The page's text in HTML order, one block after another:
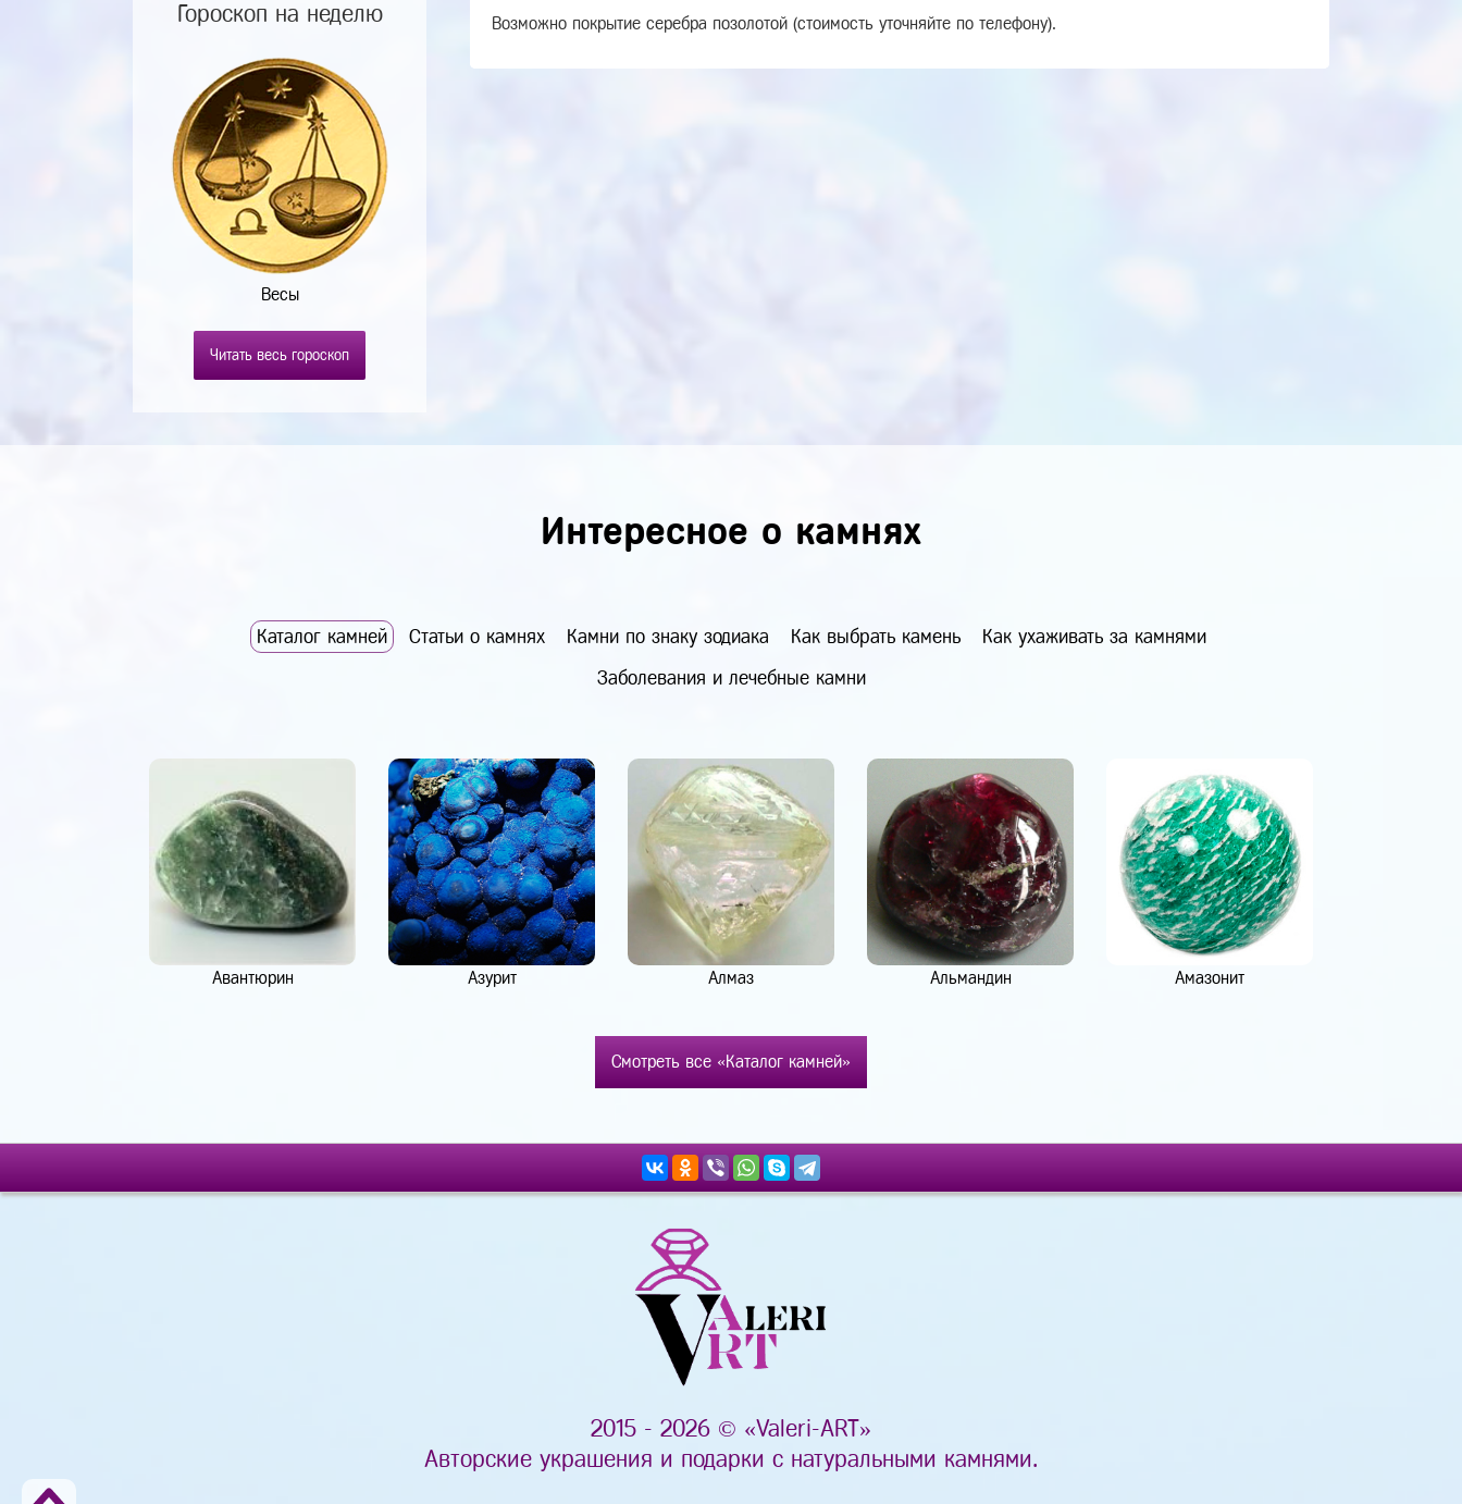
Гороскоп на неделю
Весы
Читать весь гороскоп
Возможно покрытие серебра позолотой (стоимость уточняйте по телефону).
Интересное о камнях
Каталог камней Статьи о камнях Камни по знаку зодиака Как выбрать камень Как ухаживать за камнями
Заболевания и лечебные камни
Авантюрин Азурит Алмаз Альмандин Амазонит
Смотреть все «Каталог камней»
2015 - 2026 © «Valeri-ART»
Авторские украшения и подарки с натуральными камнями.